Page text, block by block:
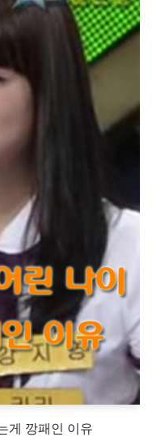
게 깡패인 이유